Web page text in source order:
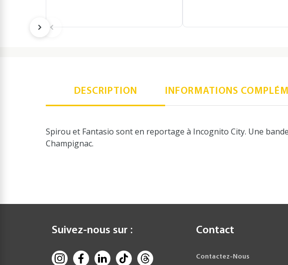
DESCRIPTION INFORMATIONS
Spirou et Fantasio sont en reportage à Incognito City. Une
Champignac.
Suivez-nous sur : Contact
Contactez-Nous